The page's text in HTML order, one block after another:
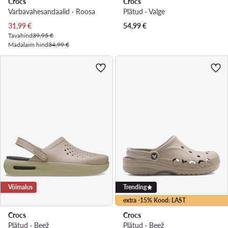
Varbavahesandaalid · Roosa
Praegune hind
31,99€
Tavahind39,95 €
Madalaim hind34,99 €
Plätud · Valge
54,99€
Võimalus
Crocs
Plätud · Beež
extra -15% Kood: LAST
Trending
Crocs
Plätud · Beež